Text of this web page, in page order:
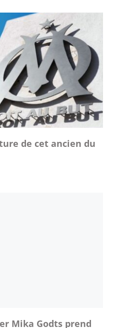
de cet ancien du
Mika Godts prend